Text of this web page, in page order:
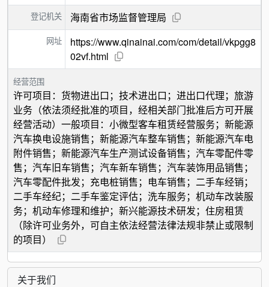
登记机关 海南省市场监督管理局
网址
https://www.qinainai.com/com/detail/vkpgg8
02vf.html
经营范围
许可项目：货物进出口；技术进出口；进出口代理；旅游
业务（依法须经批准的项目，经相关部门批准后方可开展
经营活动）一般项目：小微型客车租赁经营服务；新能源
汽车换电设施销售；新能源汽车整车销售；新能源汽车电
附件销售；新能源汽车生产测试设备销售；汽车零配件零
售；汽车旧车销售；汽车新车销售；汽车装饰用品销售；
汽车零配件批发；充电桩销售；电车销售；二手车经销；
二手车经纪；二手车鉴定评估；洗车服务；机动车改装服
务；机动车修理和维护；新兴能源技术研发；住房租赁
（除许可业务外，可自主依法经营法律法规非禁止或限制
的项目）
关于我们